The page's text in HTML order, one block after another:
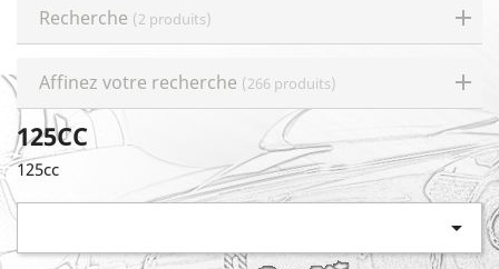
Recherche (2 produits)
Affinez votre recherche (266 produits)
125CC
125cc
